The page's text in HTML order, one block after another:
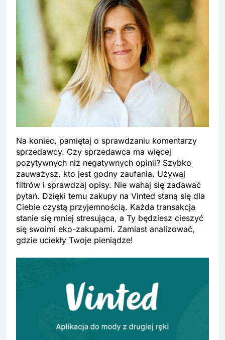
Na koniec, pamiętaj o sprawdzaniu komentarzy
sprzedawcy. Czy sprzedawca ma więcej
pozytywnych niż negatywnych opinii? Szybko
zauważysz, kto jest godny zaufania. Używaj
filtrów i sprawdzaj opisy. Nie wahaj się zadawać
pytań. Dzięki temu zakupy na Vinted staną się dla
Ciebie czystą przyjemnością. Każda transakcja
stanie się mniej stresująca, a Ty będziesz cieszyć
się swoimi eko-zakupami. Zamiast analizować,
gdzie uciekły Twoje pieniądze!